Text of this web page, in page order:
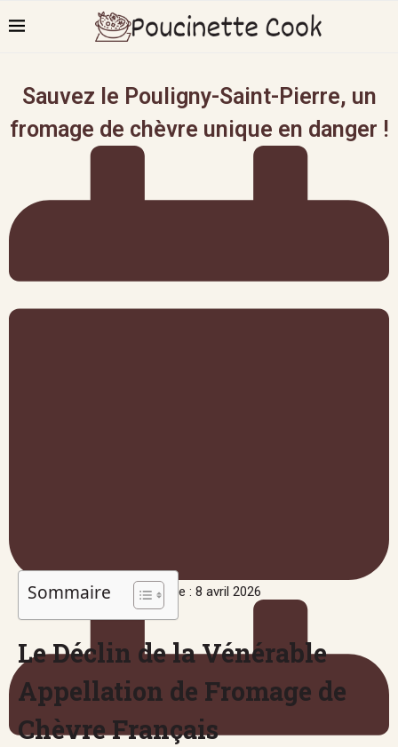
Sauvez le Pouligny-Saint-Pierre, un
fromage de chèvre unique en danger !
Publié le : 8 avril 2026
Sommaire
Le Déclin de la Vénérable
Appellation de Fromage de
Chèvre Français